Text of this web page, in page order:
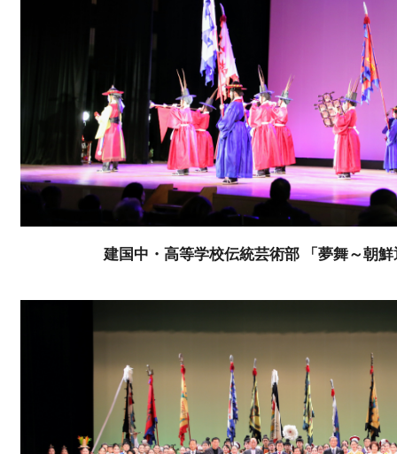
建国中・高等学校伝統芸術部 「夢舞～朝